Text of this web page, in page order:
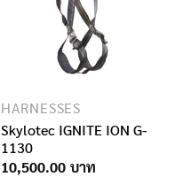
HARNESSES
Skylotec IGNITE ION G-
1130
10,500.00